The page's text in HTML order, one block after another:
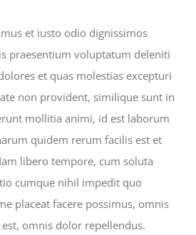
et iusto odio dignissimos
praesentium voluptatum deleniti
et quas molestias excepturi
non provident, similique sunt in
mollitia animi, id est laborum
quidem rerum facilis est et
libero tempore, cum soluta
cumque nihil impedit quo
placeat facere possimus, omnis
omnis dolor repellendus.